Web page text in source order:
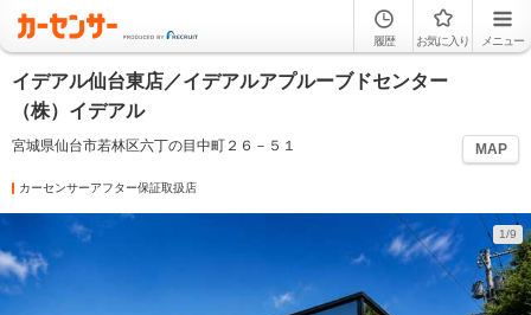
履歴 お気に入り メニュー
イデアル仙台東店／イデアルアプルーブドセンター
（株）イデアル
宮城県仙台市若林区六丁の目中町２６－５１ MAP
カーセンサーアフター保証取扱店
1/9